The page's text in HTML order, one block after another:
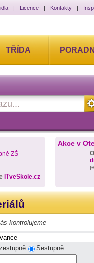
| Licence | Kontakty |
TŘÍDA
ZŠ
ITveSkole.cz
Akce v
kontrolujeme
Sestupně